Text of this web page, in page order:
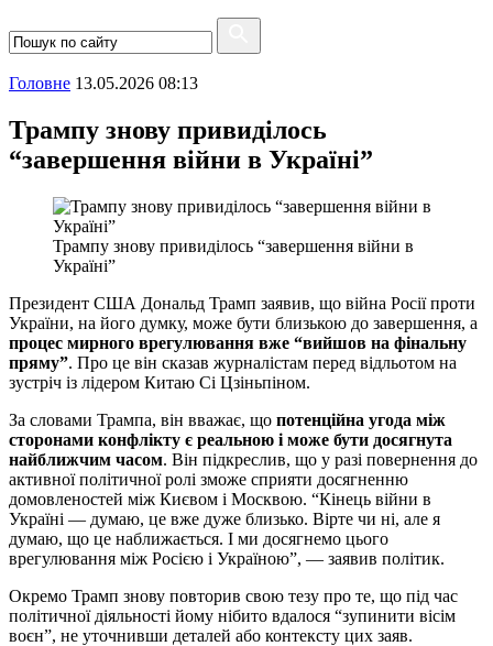
Головне 13.05.2026 08:13
Трампу знову привиділось
“завершення війни в Україні”
Трампу знову привиділось “завершення війни в
Україні”
Президент США Дональд Трамп заявив, що війна Росії проти
України, на його думку, може бути близькою до завершення, а
процес мирного врегулювання вже “вийшов на фінальну
пряму”. Про це він сказав журналістам перед відльотом на
зустріч із лідером Китаю Сі Цзіньпіном.
За словами Трампа, він вважає, що потенційна угода між
сторонами конфлікту є реальною і може бути досягнута
найближчим часом. Він підкреслив, що у разі повернення до
активної політичної ролі зможе сприяти досягненню
домовленостей між Києвом і Москвою. “Кінець війни в
Україні — думаю, це вже дуже близько. Вірте чи ні, але я
думаю, що це наближається. І ми досягнемо цього
врегулювання між Росією і Україною”, — заявив політик.
Окремо Трамп знову повторив свою тезу про те, що під час
політичної діяльності йому нібито вдалося “зупинити вісім
воєн”, не уточнивши деталей або контексту цих заяв.